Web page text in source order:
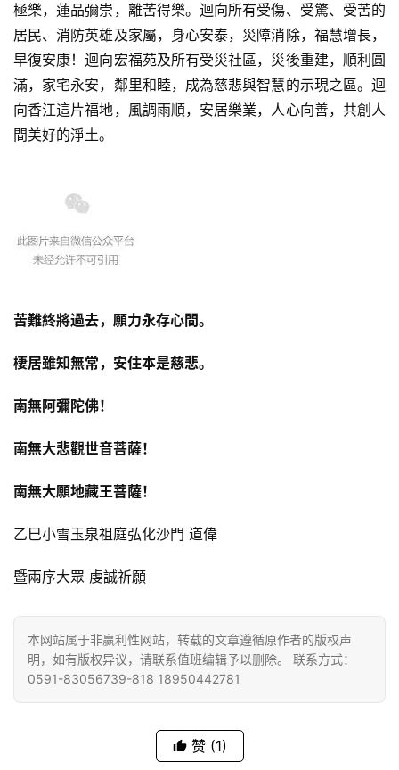
極樂，蓮品彌崇，離苦得樂。迴向所有受傷、受驚、受苦的
居民、消防英雄及家屬，身心安泰，災障消除，福慧增長，
早復安康！迴向宏福苑及所有受災社區，災後重建，順利圓
滿，家宅永安，鄰里和睦，成為慈悲與智慧的示現之區。迴
向香江這片福地，風調雨順，安居樂業，人心向善，共創人
間美好的淨土。
苦難終將過去，願力永存心間。
棲居雖知無常，安住本是慈悲。
南無阿彌陀佛！
南無大悲觀世音菩薩！
南無大願地藏王菩薩！
乙巳小雪玉泉祖庭弘化沙門 道偉
暨兩序大眾 虔誠祈願
本网站属于非赢利性网站，转载的文章遵循原作者的版权声
明，如有版权异议，请联系值班编辑予以删除。 联系方式：
0591-83056739-818 18950442781
赞 (1)